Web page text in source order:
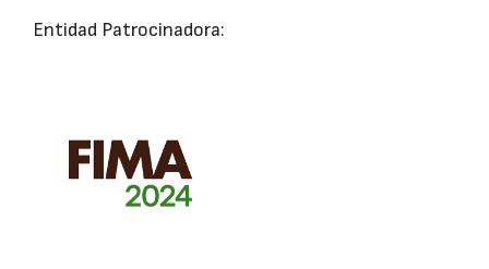
Entidad Patrocinadora: